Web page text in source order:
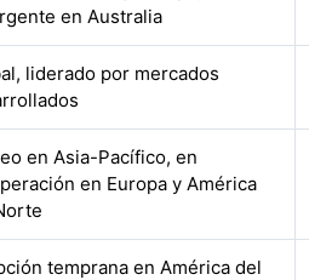
en Australia
liderado por mercados
en Asia-Pacífico, en
en Europa y América
temprana en América del